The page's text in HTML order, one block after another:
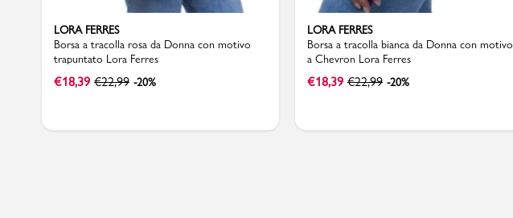
contatti
pcard
LORA FERRES
Borsa a tracolla rosa da Donna con motivo
trapuntato Lora Ferres
€18,39 €22,99 -20%
LORA FERRES
Borsa a tracolla bianca da Donna con motivo
a Chevron Lora Ferres
€18,39 €22,99 -20%